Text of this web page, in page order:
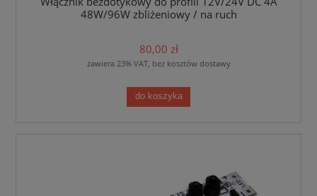
48W/96W zbliżeniowy / na ruch
80,00 zł
zawiera 23% VAT, bez kosztów dostawy
do koszyka